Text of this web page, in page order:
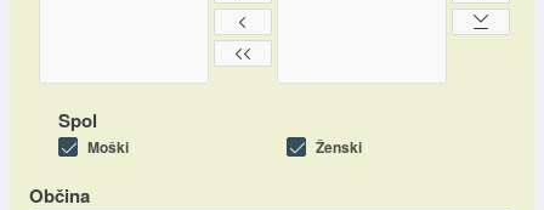
Spol
Moški Ženski
Občina